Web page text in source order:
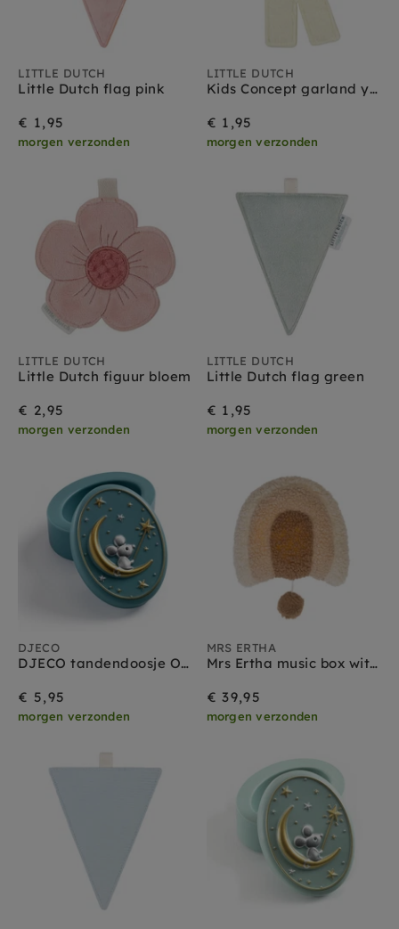
LITTLE DUTCH
Little Dutch flag pink
€ 1,95
morgen verzonden
LITTLE DUTCH
Kids Concept garland yellow pink 290 cm
€ 1,95
morgen verzonden
LITTLE DUTCH
Little Dutch figuur bloem
€ 2,95
morgen verzonden
LITTLE DUTCH
Little Dutch flag green
€ 1,95
morgen verzonden
DJECO
DJECO tandendoosje Oh my teeth pastel blue
€ 5,95
morgen verzonden
MRS ERTHA
Mrs Ertha music box with light rainbow
€ 39,95
morgen verzonden